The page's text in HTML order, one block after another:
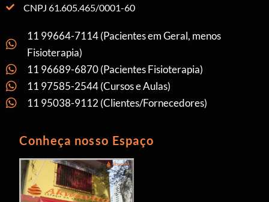
CNPJ 61.605.465/0001-60
11 99664-7114 (Pacientes em Geral, menos
Fisioterapia)
11 96689-6870 (Pacientes Fisioterapia)
11 97585-2544 (Cursos e Aulas)
11 95038-9112 (Clientes/Fornecedores)
Conheça nosso Espaço